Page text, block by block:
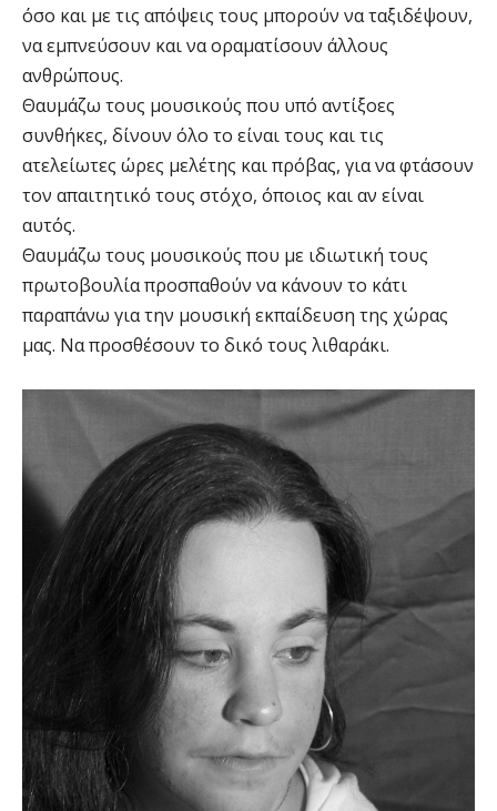
όσο και με τις απόψεις τους μπορούν να ταξιδέψουν,
να εμπνεύσουν και να οραματίσουν άλλους
ανθρώπους.
Θαυμάζω τους μουσικούς που υπό αντίξοες
συνθήκες, δίνουν όλο το είναι τους και τις
ατελείωτες ώρες μελέτης και πρόβας, για να φτάσουν
τον απαιτητικό τους στόχο, όποιος και αν είναι
αυτός.
Θαυμάζω τους μουσικούς που με ιδιωτική τους
πρωτοβουλία προσπαθούν να κάνουν το κάτι
παραπάνω για την μουσική εκπαίδευση της χώρας
μας. Να προσθέσουν το δικό τους λιθαράκι.